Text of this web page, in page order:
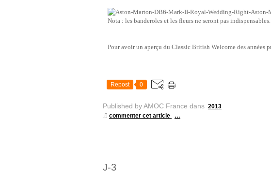
Nota : les banderoles et les fleurs ne seront pas
Pour avoir un aperçu du Classic British Welcome des années
Repost 0
Published by AMOC France dans 2013
commenter cet article
…
J-3